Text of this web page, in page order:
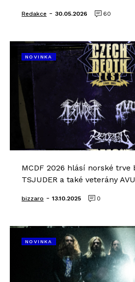
Redakce - 30.05.2026 60
NOVINKA
MCDF 2026 hlásí norské
TSJUDER a také veterány
bizzaro - 13.10.2025 0
NOVINKA